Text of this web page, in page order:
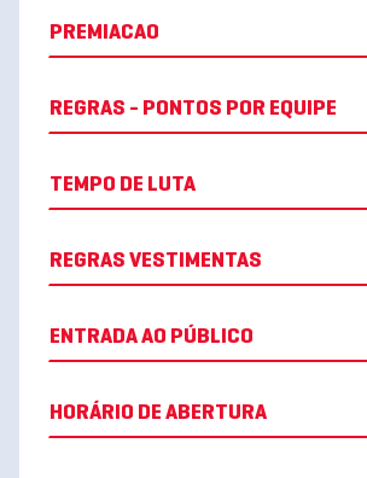
PREMIACAO
REGRAS - PONTOS POR EQUIPE
TEMPO DE LUTA
REGRAS VESTIMENTAS
ENTRADA AO PÚBLICO
HORÁRIO DE ABERTURA